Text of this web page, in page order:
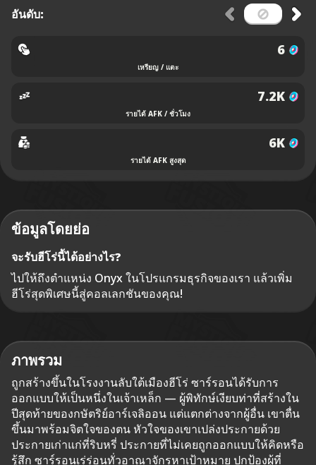
อันดับ:
6
เหรียญ / แตะ
7.2K
รายได้ AFK / ชั่วโมง
6K
รายได้ AFK สูงสุด
ข้อมูลโดยย่อ
จะรับฮีโร่นี้ได้อย่างไร?
ไปให้ถึงตำแหน่ง Onyx ในโปรแกรมธุรกิจของเรา แล้วเพิ่ม
ฮีโร่สุดพิเศษนี้สู่คอลเลกชันของคุณ!
ภาพรวม
ถูกสร้างขึ้นในโรงงานลับใต้เมืองฮีโร่ ซาร์รอนได้รับการ
ออกแบบให้เป็นหนึ่งในเจ้าเหล็ก — ผู้พิทักษ์เงียบท่าที่สร้างใน
ปีสุดท้ายของกษัตริย์อาร์เจลิออน แต่แตกต่างจากผู้อื่น เขาตื่น
ขึ้นมาพร้อมจิตใจของตน หัวใจของเขาเปล่งประกายด้วย
ประกายเก่าแก่ที่ริบหรี่ ประกายที่ไม่เคยถูกออกแบบให้คิดหรือ
รู้สึก ซาร์รอนเร่ร่อนทั่วอาณาจักรหาเป้าหมาย ปกป้องผู้ที่